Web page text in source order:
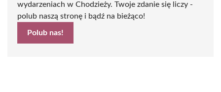
wydarzeniach w Chodzieży. Twoje zdanie się liczy -
polub naszą stronę i bądź na bieżąco!
Polub nas!